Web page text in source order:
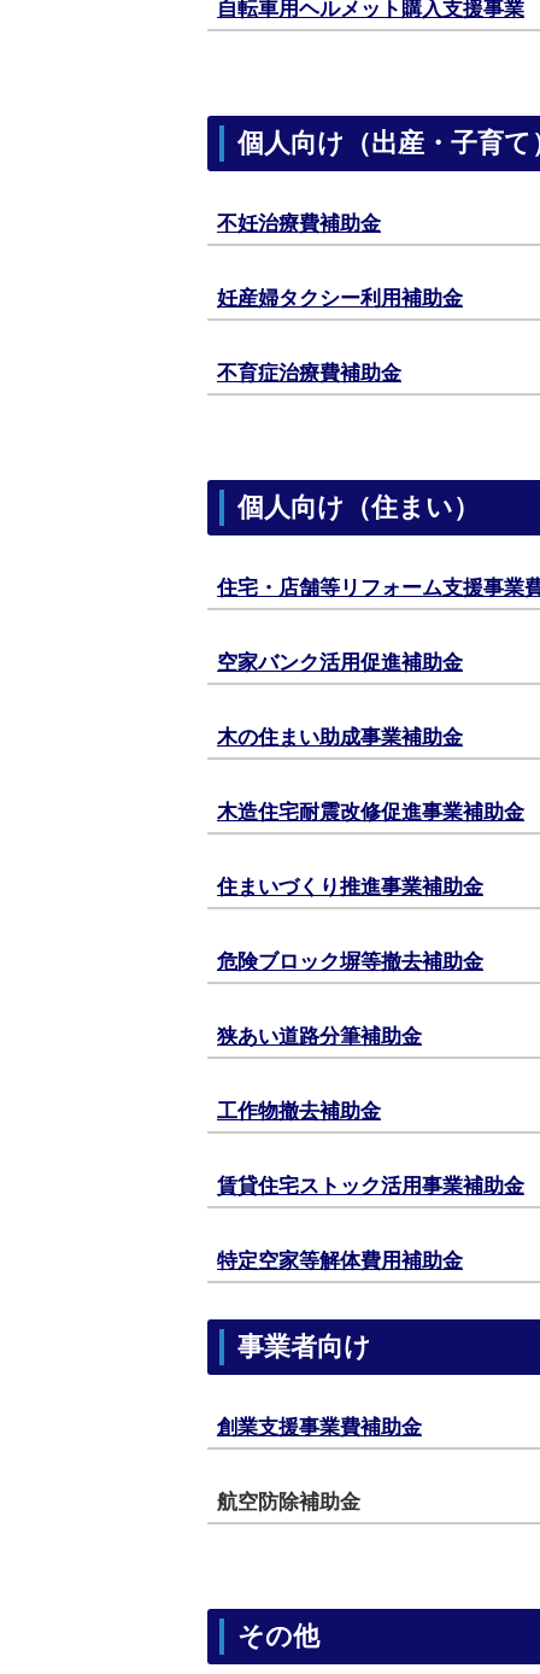
自転車用ヘルメット購入支援事業
個人向け（出産・子育て
不妊治療費補助金
妊産婦タクシー利用補助金
不育症治療費補助金
個人向け（住まい）
住宅・店舗等リフォーム支援事業
空家バンク活用促進補助金
木の住まい助成事業補助金
木造住宅耐震改修促進事業補助金
住まいづくり推進事業補助金
危険ブロック塀等撤去補助金
狭あい道路分筆補助金
工作物撤去補助金
賃貸住宅ストック活用事業補助金
特定空家等解体費用補助金
事業者向け
創業支援事業費補助金
航空防除補助金
その他